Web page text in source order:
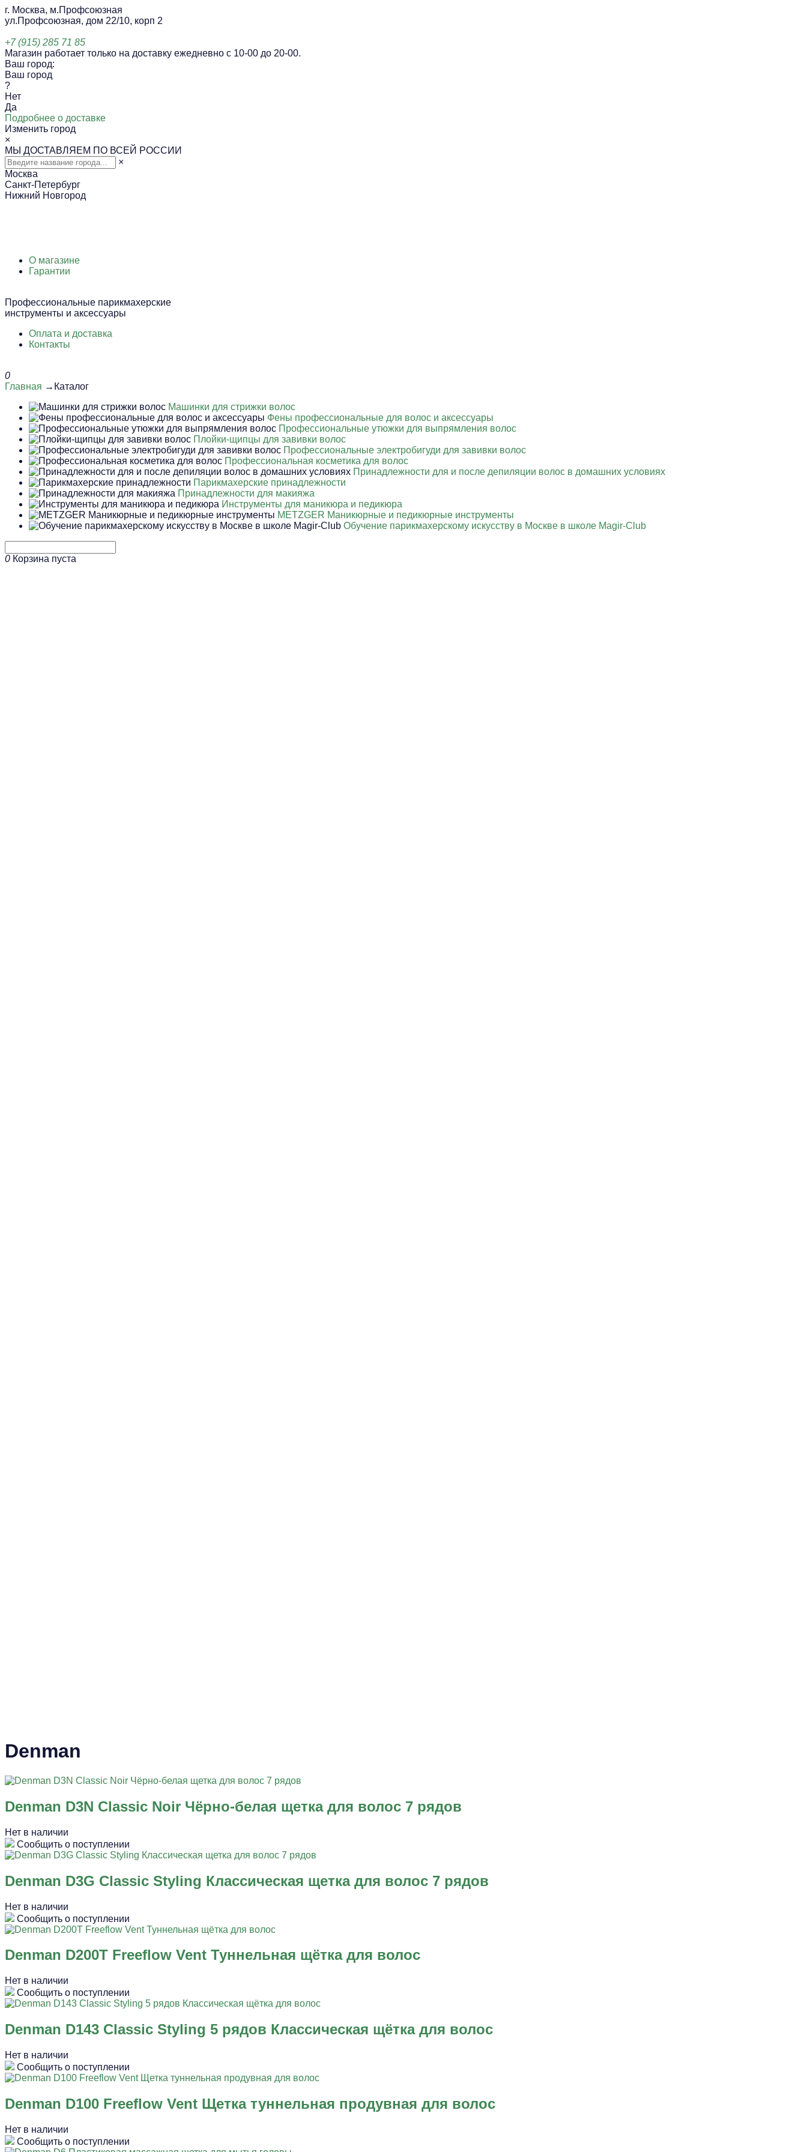
г. Москва, м.Профсоюзная
ул.Профсоюзная, дом 22/10, корп 2
+7 (915) 285 71 85
Магазин работает только на доставку ежедневно с 10-00 до 20-00.
Ваш город:
Ваш город
?
Нет
Да
Подробнее о доставке
Изменить город
×
МЫ ДОСТАВЛЯЕМ ПО ВСЕЙ РОССИИ
×
Москва
Санкт-Петербург
Нижний Новгород
О магазине
Гарантии
Профессиональные парикмахерские
инструменты и аксессуары
Оплата и доставка
Контакты
0
Главная →Каталог
Машинки для стрижки волос
Фены профессиональные для волос и аксессуары
Профессиональные утюжки для выпрямления волос
Плойки-щипцы для завивки волос
Профессиональные электробигуди для завивки волос
Профессиональная косметика для волос
Принадлежности для и после депиляции волос в домашних условиях
Парикмахерские принадлежности
Принадлежности для макияжа
Инструменты для маникюра и педикюра
METZGER Маникюрные и педикюрные инструменты
Обучение парикмахерскому искусству в Москве в школе Magir-Club
0 Корзина пуста
Denman
Denman D3N Classic Noir Чёрно-белая щетка для волос 7 рядов
Нет в наличии
Сообщить о поступлении
Denman D3G Classic Styling Классическая щетка для волос 7 рядов
Нет в наличии
Сообщить о поступлении
Denman D200Т Freeflow Vent Туннельная щётка для волос
Нет в наличии
Сообщить о поступлении
Denman D143 Classic Styling 5 рядов Классическая щётка для волос
Нет в наличии
Сообщить о поступлении
Denman D100 Freeflow Vent Щетка туннельная продувная для волос
Нет в наличии
Сообщить о поступлении